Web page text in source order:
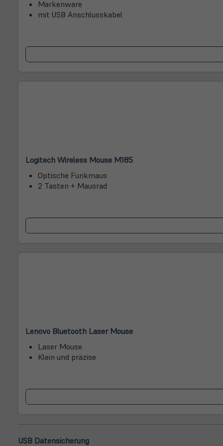
neuem
Tab)
Markenware
mit USB Anschlusskabel
(öffnet
neuem
Tab)
Logitech Wireless Mouse M185(öffnet
Optische Funkmaus
2 Tasten + Mausrad
(öffnet
neuem
Tab)
Lenovo Bluetooth Laser Mouse(öffnet
Laser Mouse
Klein und präzise
USB Datensicherung